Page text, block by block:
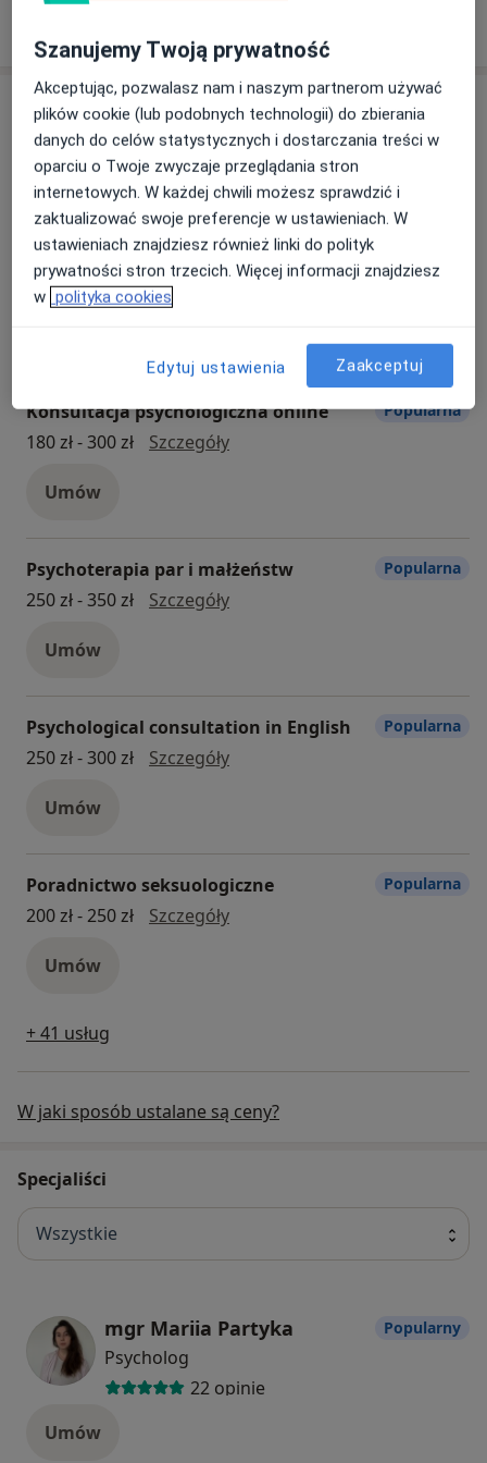
Usługi
Wszystkie
Konsultacja psychologiczna
Od 150 zł
SzczegółyKonsultacja psychologiczna
Konsultacja psychologiczna online
180 zł - 300 zł
SzczegółyKonsultacja psychologiczna
Umów
Popularna
Psychoterapia par i małżeństw
250 zł - 350 zł
Szczegółypsychoterapia par i małżeństw
Umów
Popularna
Psychological consultation in English
250 zł - 300 zł
Szczegółypsychological consultation in
Umów
Popularna
Poradnictwo seksuologiczne
200 zł - 250 zł
Szczegółyporadnictwo seksuologiczne
Umów
Popularna
+ 41 usług
W jaki sposób ustalane są ceny?
Specjaliści
Wszystkie
mgr Mariia Partyka
Psycholog
22 opinie
Popularny
Umów
Szanujemy Twoją prywatność
Akceptując, pozwalasz nam i naszym partnerom używać
plików cookie (lub podobnych technologii) do zbierania
danych do celów statystycznych i dostarczania treści w
oparciu o Twoje zwyczaje przeglądania stron
internetowych. W każdej chwili możesz sprawdzić i
zaktualizować swoje preferencje w ustawieniach. W
ustawieniach znajdziesz również linki do polityk
prywatności stron trzecich. Więcej informacji znajdziesz
w polityka cookies
Edytuj ustawienia Zaakceptuj